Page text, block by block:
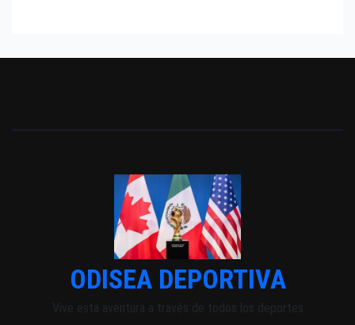
ODISEA DEPORTIVA
Vive esta aventura a través de todos los deportes